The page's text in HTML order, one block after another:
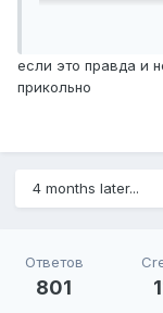
если это правда и
прикольно
4 months later...
Ответов
801